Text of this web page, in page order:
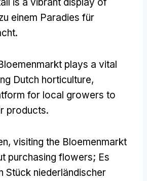
einem Paradies für
plays a vital
Dutch horticulture,
for local growers to
products.
visiting the Bloemenmarkt
purchasing flowers; Es
Stück niederländischer